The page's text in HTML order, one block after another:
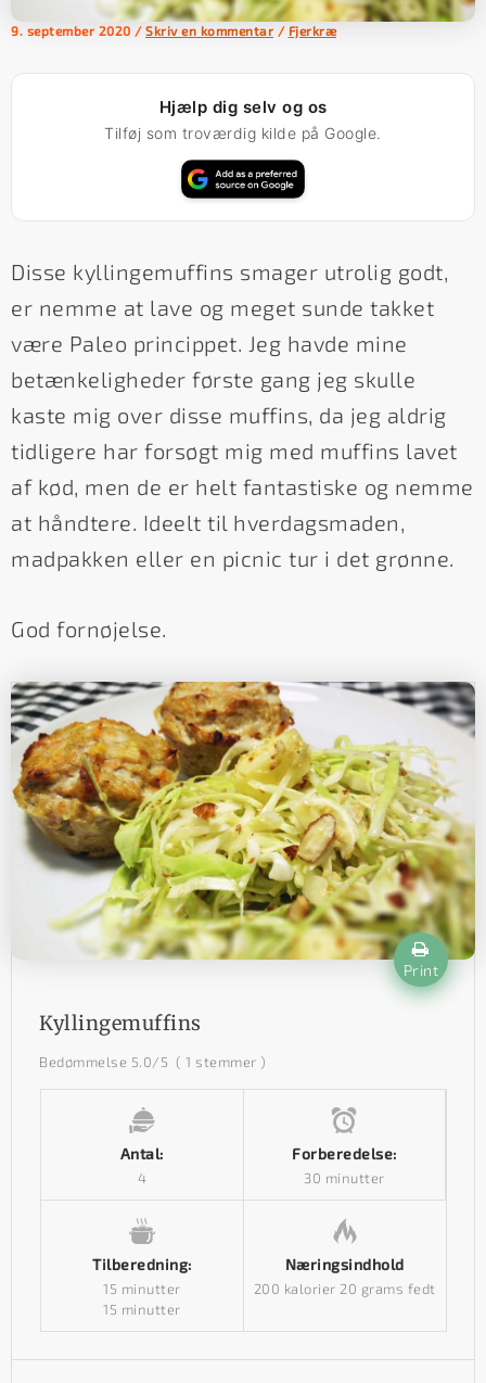
9. september 2020 / Skriv en kommentar / Fjerkræ
Hjælp dig selv og os
Tilføj som troværdig kilde på Google.
Disse kyllingemuffins smager utrolig godt,
er nemme at lave og meget sunde takket
være Paleo princippet. Jeg havde mine
betænkeligheder første gang jeg skulle
kaste mig over disse muffins, da jeg aldrig
tidligere har forsøgt mig med muffins lavet
af kød, men de er helt fantastiske og nemme
at håndtere. Ideelt til hverdagsmaden,
madpakken eller en picnic tur i det grønne.
God fornøjelse.
Print
Kyllingemuffins
Bedømmelse 5.0/5 ( 1 stemmer )
Antal:
4
Forberedelse:
30 minutter
Tilberedning:
15 minutter
15 minutter
Næringsindhold
200 kalorier 20 grams fedt